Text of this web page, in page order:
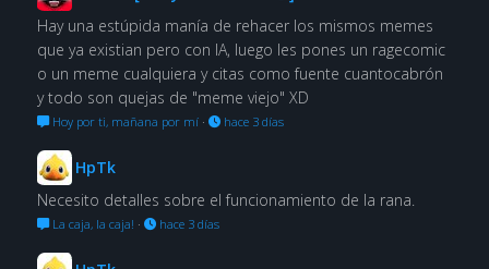
Hay una estúpida manía de rehacer los mismos memes
que ya existian pero con IA, luego les pones un ragecomic
o un meme cualquiera y citas como fuente cuantocabrón
y todo son quejas de "meme viejo" XD
Hoy por ti, mañana por mí· hace 3 días
HpTk
Necesito detalles sobre el funcionamiento de la rana.
La caja, la caja! · hace 3 días